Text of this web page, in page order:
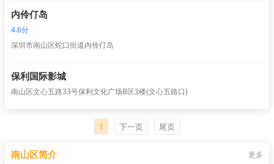
内伶仃岛
4.6分
深圳市南山区蛇口街道内伶仃岛
保利国际影城
南山区文心五路33号保利文化广场B区3楼(文心五路口)
1 下一页 尾页
南山区简介 更多